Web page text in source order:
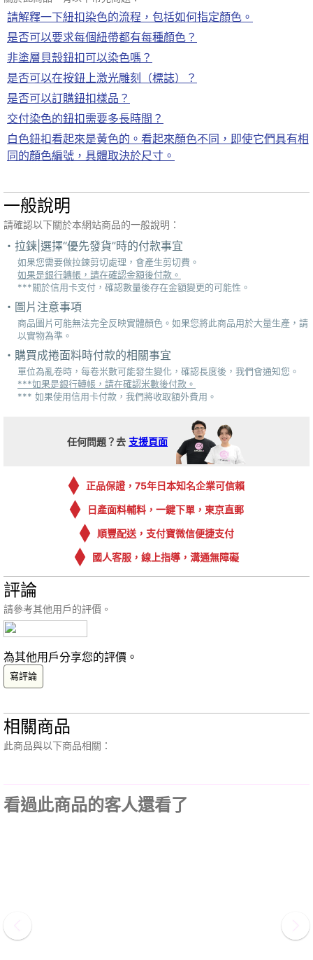
請解釋一下紐扣染色的流程，包括如何指定顏色。
是否可以要求每個紐帶都有每種顏色？
非塗層貝殼鈕扣可以染色嗎？
是否可以在按鈕上激光雕刻（標誌）？
是否可以訂購鈕扣樣品？
交付染色的鈕扣需要多長時間？
白色鈕扣看起來是黃色的。看起來顏色不同，即使它們具有相
同的顏色編號，具體取決於尺寸。
一般說明
請確認以下關於本網站商品的一般說明：
拉鍊|選擇“優先發貨”時的付款事宜
如果您需要做拉鍊剪切處理，會產生剪切費。
如果是銀行轉帳，請在確認金額後付款。
***關於信用卡支付，確認數量後存在金額變更的可能性。
圖片注意事項
商品圖片可能無法完全反映實體顏色。如果您將此商品用於大量生產，請
以實物為準。
購買成捲面料時付款的相關事宜
單位為亂卷時，每卷米數可能發生變化，確認長度後，我們會通知您。
***如果是銀行轉帳，請在確認米數後付款。
*** 如果使用信用卡付款，我們將收取額外費用。
任何問題？去 支援頁面
正品保證，75年日本知名企業可信賴
日產面料輔料，一鍵下單，東京直郵
順豐配送，支付寶微信便捷支付
國人客服，線上指導，溝通無障礙
評論
請參考其他用戶的評價。
為其他用戶分享您的評價。
寫評論
相關商品
此商品與以下商品相關：
看過此商品的客人還看了